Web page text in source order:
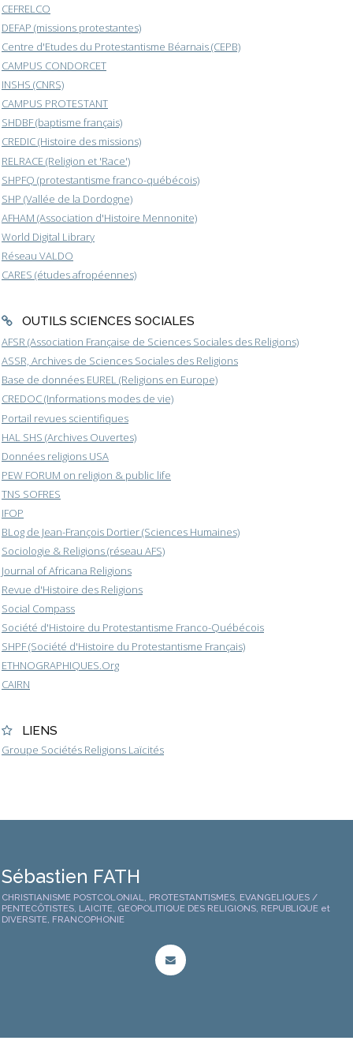
CEFRELCO
DEFAP (missions protestantes)
Centre d'Etudes du Protestantisme Béarnais (CEPB)
CAMPUS CONDORCET
INSHS (CNRS)
CAMPUS PROTESTANT
SHDBF (baptisme français)
CREDIC (Histoire des missions)
RELRACE (Religion et 'Race')
SHPFQ (protestantisme franco-québécois)
SHP (Vallée de la Dordogne)
AFHAM (Association d'Histoire Mennonite)
World Digital Library
Réseau VALDO
CARES (études afropéennes)
OUTILS SCIENCES SOCIALES
AFSR (Association Française de Sciences Sociales des Religions)
ASSR, Archives de Sciences Sociales des Religions
Base de données EUREL (Religions en Europe)
CREDOC (Informations modes de vie)
Portail revues scientifiques
HAL SHS (Archives Ouvertes)
Données religions USA
PEW FORUM on religion & public life
TNS SOFRES
IFOP
BLog de Jean-François Dortier (Sciences Humaines)
Sociologie & Religions (réseau AFS)
Journal of Africana Religions
Revue d'Histoire des Religions
Social Compass
Société d'Histoire du Protestantisme Franco-Québécois
SHPF (Société d'Histoire du Protestantisme Français)
ETHNOGRAPHIQUES.Org
CAIRN
LIENS
Groupe Sociétés Religions Laïcités
Sébastien FATH
CHRISTIANISME POSTCOLONIAL, PROTESTANTISMES, EVANGELIQUES /
PENTECÔTISTES, LAICITE, GEOPOLITIQUE DES RELIGIONS, REPUBLIQUE et
DIVERSITE, FRANCOPHONIE